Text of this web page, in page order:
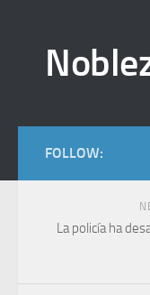
FOLLOW:
La policía ha